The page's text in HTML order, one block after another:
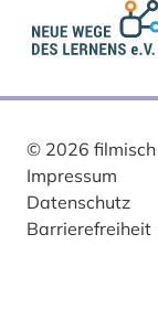
© 2026 filmisch
Impressum
Datenschutz
Barrierefreiheit